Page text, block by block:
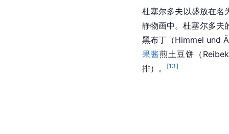
杜塞尔多夫以盛放在
静物画中。杜塞尔多夫
黑布丁（Himmel und
果酱煎土豆饼 （
排）。 [13]